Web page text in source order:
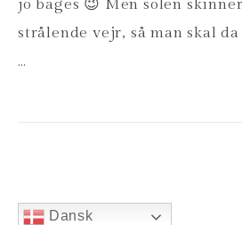
jo bages 😉 Men solen
strålende vejr, så man skal
…
Dansk